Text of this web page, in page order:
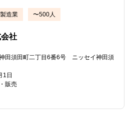
製造業 〜500人
社
田須田町二丁目6番6号 ニッセイ神田須
1日
販売